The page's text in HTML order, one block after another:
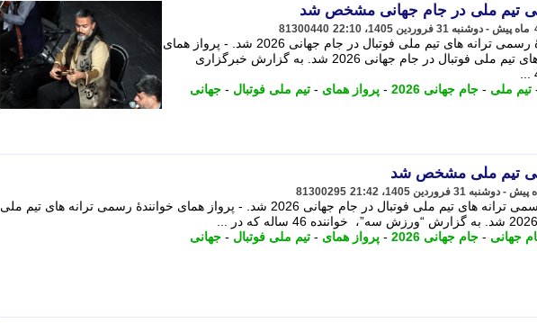
تیم ملی در جام جهانی مشخص شد
1405، 22:10 81300440
«پرواز همای» خوانندهٔ رسمی ترانه های تیم ملی فوتبال در جام جهانی 2026 شد. - پرواز همای
خوانندهٔ رسمی ترانه های تیم ملی فوتبال در جام جهانی 2026 شد. به گزارش خبرگزاری
تیم ملی - جام جهانی 2026 - پرواز همای - تیم ملی فوتبال - جهانی
تیم ملی مشخص شد
81300295
پرواز همای خوانندهٔ رسمی ترانه های تیم ملی فوتبال در جام جهانی 2026 شد. - پرواز همای خوانندهٔ رسمی ترانه های تیم ملی
جهانی - جام جهانی 2026 - پرواز همای - تیم ملی فوتبال - جهانی